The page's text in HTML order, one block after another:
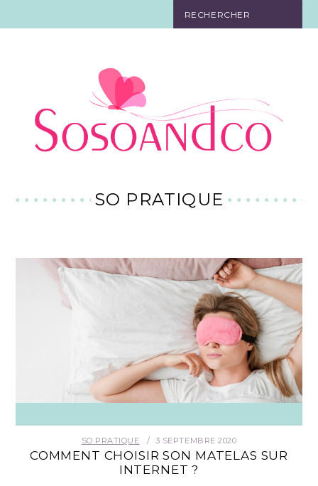
SO EN FORME
SO IN LOVE
SO PRATIQUE
SO PRATIQUE
SO PRATIQUE 3 SEPTEMBRE 2020
COMMENT CHOISIR SON MATELAS SUR
INTERNET ?